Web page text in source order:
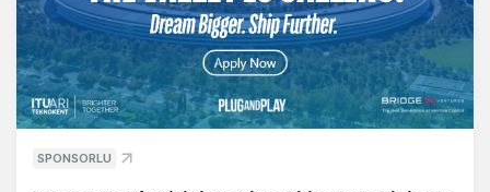
SPONSORLU